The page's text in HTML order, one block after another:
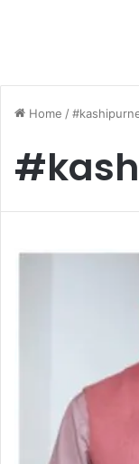
Home /